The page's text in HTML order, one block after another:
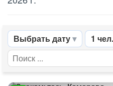
Выбрать дату 1 чел.